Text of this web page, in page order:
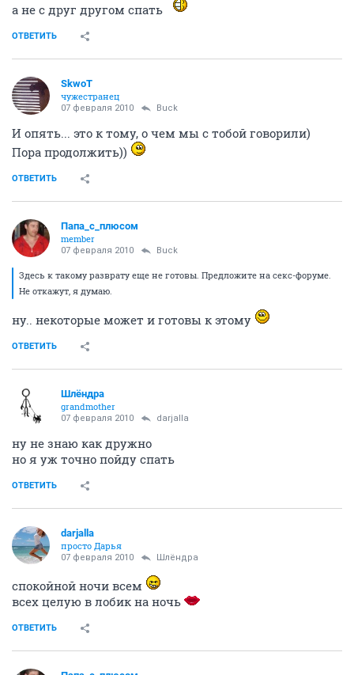
а не с друг другом спать
ОТВЕТИТЬ
SkwоT
чужестранец
07 февраля 2010 Buck
И опять... это к тому, о чем мы с тобой говорили)
Пора продолжить))
ОТВЕТИТЬ
Папа_с_плюсом
member
07 февраля 2010 Buck
Здесь к такому разврату еще не готовы. Предложите на секс-форуме.
Не откажут, я думаю.
ну.. некоторые может и готовы к этому
ОТВЕТИТЬ
Шлёндра
grandmother
07 февраля 2010 darjalla
ну не знаю как дружно
но я уж точно пойду спать
ОТВЕТИТЬ
darjalla
просто Дарья
07 февраля 2010 Шлёндра
спокойной ночи всем
всех целую в лобик на ночь
ОТВЕТИТЬ